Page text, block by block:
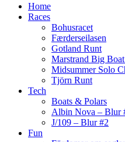
Home
Races
Bohusracet
Færderseilasen
Gotland Runt
Marstrand Big
Midsummer Solo
Tjörn Runt
Tech
Boats & Polars
Albin Nova – Blur
J/109 – Blur #2
Fun